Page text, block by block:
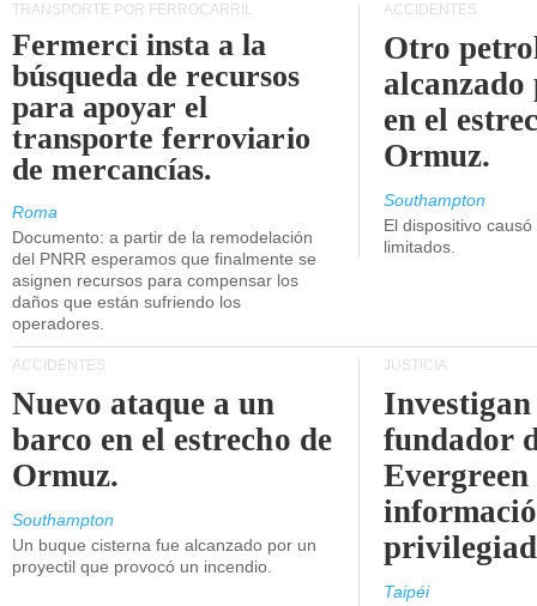
TRANSPORTE POR FERROCARRIL
Fermerci insta a la
búsqueda de recursos
para apoyar el
transporte ferroviario
de mercancías.
Roma
Documento: a partir de la remodelación
del PNRR esperamos que finalmente se
asignen recursos para compensar los
daños que están sufriendo los
operadores.
ACCIDENTES
Otro
en el
Ormuz.
Southampton
El dispositivo
limitados.
ACCIDENTES
Nuevo ataque a un
barco en el estrecho de
Ormuz.
Southampton
Un buque cisterna fue alcanzado por un
proyectil que provocó un incendio.
JUSTICIA
fundador
Taipéi